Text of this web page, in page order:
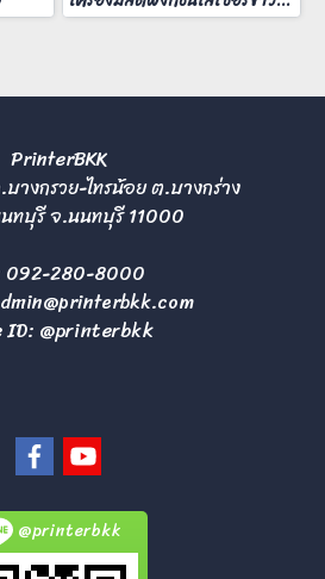
PrinterBKK
งกรวย-ไทรน้อย ต.บางกร่าง
ทบุรี จ.นนทบุรี 11000
092-280-8000
ID: @printerbkk
@printerbkk